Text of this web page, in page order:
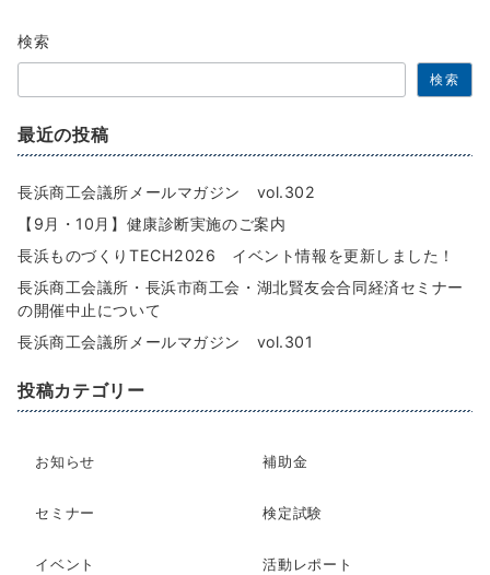
検索
検索
最近の投稿
長浜商工会議所メールマガジン vol.302
【9月・10月】健康診断実施のご案内
長浜ものづくりTECH2026 イベント情報を更新しました！
長浜商工会議所・長浜市商工会・湖北賢友会合同経済セミナー
の開催中止について
長浜商工会議所メールマガジン vol.301
投稿カテゴリー
お知らせ 補助金
セミナー 検定試験
イベント 活動レポート